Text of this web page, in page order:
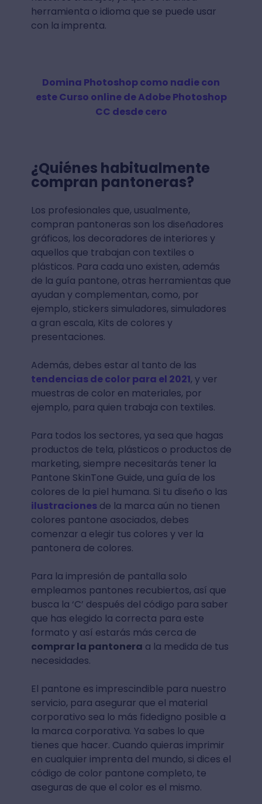
herramienta o idioma que se puede usar
con la imprenta.
Domina Photoshop como nadie con
este Curso online de Adobe Photoshop
CC desde cero
¿Quiénes habitualmente
compran pantoneras?
Los profesionales que, usualmente,
compran pantoneras son los diseñadores
gráficos, los decoradores de interiores y
aquellos que trabajan con textiles o
plásticos. Para cada uno existen, además
de la guía pantone, otras herramientas que
ayudan y complementan, como, por
ejemplo, stickers simuladores, simuladores
a gran escala, Kits de colores y
presentaciones.
Además, debes estar al tanto de las
tendencias de color para el 2021, y ver
muestras de color en materiales, por
ejemplo, para quien trabaja con textiles.
Para todos los sectores, ya sea que hagas
productos de tela, plásticos o productos de
marketing, siempre necesitarás tener la
Pantone SkinTone Guide, una guía de los
colores de la piel humana. Si tu diseño o las
ilustracionesde la marca aún no tienen
colores pantone asociados, debes
comenzar a elegir tus colores y ver la
pantonera de colores.
Para la impresión de pantalla solo
empleamos pantones recubiertos, así que
busca la ‘C’ después del código para saber
que has elegido la correcta para este
formato y así estarás más cerca de
comprar la pantonera a la medida de tus
necesidades.
El pantone es imprescindible para nuestro
servicio, para asegurar que el material
corporativo sea lo más fidedigno posible a
la marca corporativa. Ya sabes lo que
tienes que hacer. Cuando quieras imprimir
en cualquier imprenta del mundo, si dices el
código de color pantone completo, te
aseguras de que el color es el mismo.